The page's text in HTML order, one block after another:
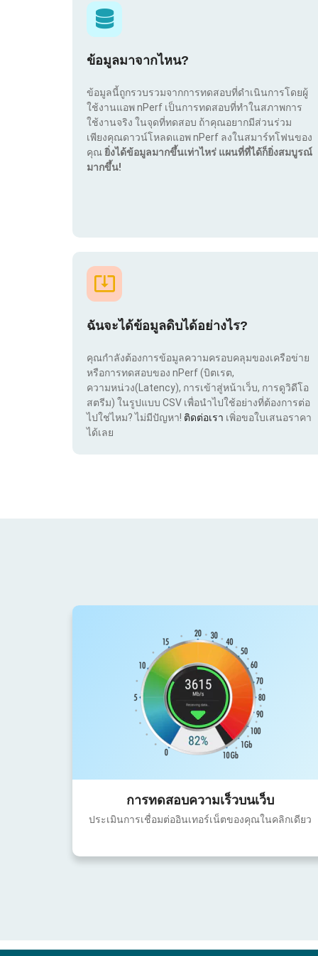
ข้อมูลมาจากไหน?
ข้อมูลนี้ถูกรวบรวมจากการทดสอบที่ดำเนินการโดยผู้
ใช้งานแอพ nPerf เป็นการทดสอบที่ทำในสภาพการ
ใช้งานจริง ในจุดที่ทดสอบ ถ้าคุณอยากมีส่วนร่วม
เพียงคุณดาวน์โหลดแอพ nPerf ลงในสมาร์ทโฟนของ
คุณยิ่งได้ข้อมูลมากขึ้นเท่าไหร่ แผนที่ที่ได้ก็ยิ่งสมบูรณ์
มากขึ้น!
ฉันจะได้ข้อมูลดิบได้อย่างไร?
คุณกำลังต้องการข้อมูลความครอบคลุมของเครือข่าย
หรือการทดสอบของ nPerf (บิตเรต,
ความหน่วง(Latency), การเข้าสู่หน้าเว็บ, การดูวิดีโอ
สตรีม) ในรูปแบบ CSV เพื่อนำไปใช้อย่างที่ต้องการต่อ
ไปใช่ไหม? ไม่มีปัญหา! ติดต่อเรา เพิ่อขอใบเสนอราคา
ได้เลย
การทดสอบความเร็วบนเว็บ
ประเมินการเชื่อมต่ออินเทอร์เน็ตของคุณในคลิกเดียว